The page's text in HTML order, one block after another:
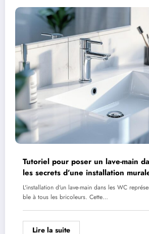
Tutoriel pour poser un lave-main
les secrets d’une installation
L'installation d'un lave-main dans les WC
ble à tous les bricoleurs. Cette…
Lire la suite